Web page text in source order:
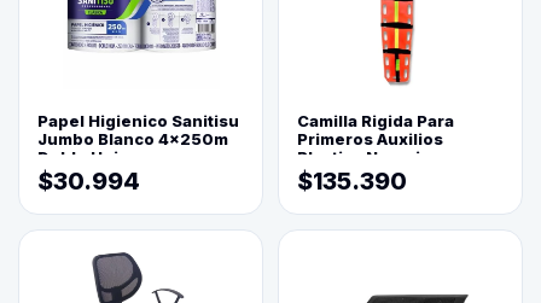
Papel Higienico Sanitisu
Jumbo Blanco 4x250m
Doble Hoja
$30.994
Camilla Rigida Para
Primeros Auxilios
Plastica Naranja
$135.390